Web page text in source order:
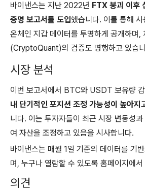
바이낸스는 지난 2022년 FTX 붕괴 이후
증명 보고서를 도입했습니다. 이를 통해
온체인 지갑 데이터를 투명하게 공개하며,
(CryptoQuant)의 검증도 병행하고 있습
시장 분석
이번 보고서에서 BTC와 USDT 보유량
내 단기적인 포지션 조정 가능성이 높아지
니다. 이는 투자자들이 최근 시장 변동성
여 자산을 조정하고 있음을 시사합니다.
바이낸스는 매월 1일 기준의 데이터를 기
며, 누구나 열람할 수 있도록 홈페이지에
의견